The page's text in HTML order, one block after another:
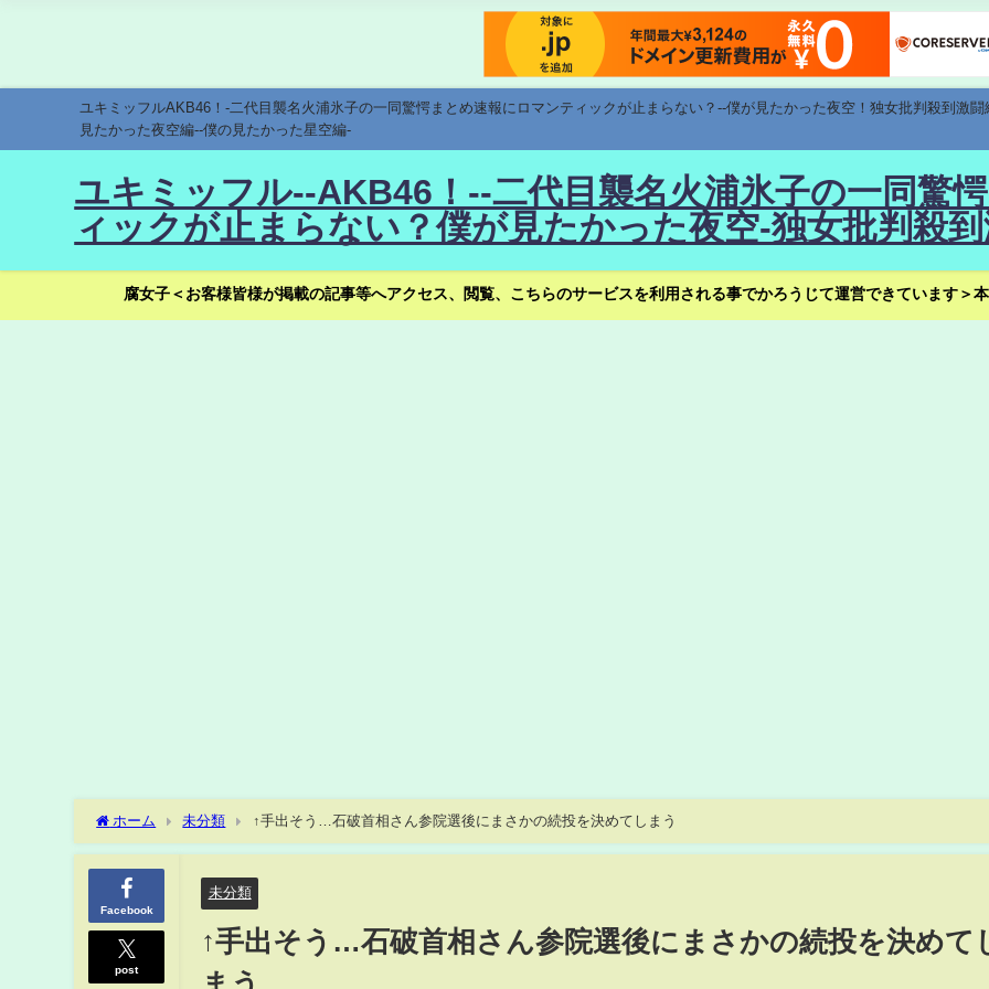
ユキミッフルAKB46！-二代目襲名火浦氷子の一同驚愕まとめ速報にロマンティックが止まらない？--僕が見たかった夜空！独女批判殺到激
見たかった夜空編--僕の見たかった星空編-
ユキミッフル--AKB46！--二代目襲名火浦氷子の一同驚
ィックが止まらない？僕が見たかった夜空-独女批判殺
腐女子＜お客様皆様が掲載の記事等へアクセス、閲覧、こちらのサービスを利用される事でかろうじて運営できています＞
ホーム 未分類 ↑手出そう…石破首相さん参院選後にまさかの続投を決めてしまう
Facebook
post
未分類
↑手出そう…石破首相さん参院選後にまさかの続投を決めて